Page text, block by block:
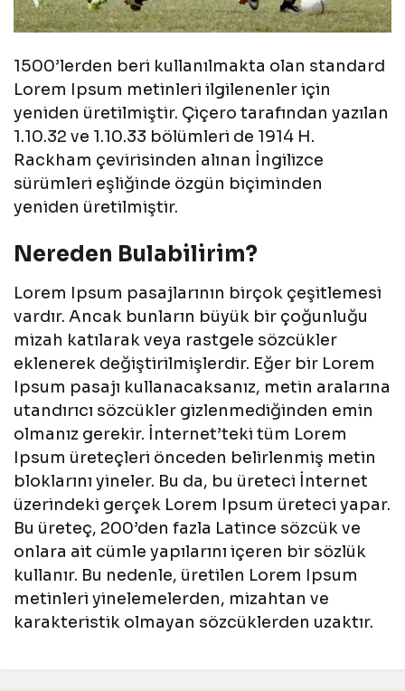
1500’lerden beri kullanılmakta olan standard
Lorem Ipsum metinleri ilgilenenler için
yeniden üretilmiştir. Çiçero tarafından yazılan
1.10.32 ve 1.10.33 bölümleri de 1914 H.
Rackham çevirisinden alınan İngilizce
sürümleri eşliğinde özgün biçiminden
yeniden üretilmiştir.
Nereden Bulabilirim?
Lorem Ipsum pasajlarının birçok çeşitlemesi
vardır. Ancak bunların büyük bir çoğunluğu
mizah katılarak veya rastgele sözcükler
eklenerek değiştirilmişlerdir. Eğer bir Lorem
Ipsum pasajı kullanacaksanız, metin aralarına
utandırıcı sözcükler gizlenmediğinden emin
olmanız gerekir. İnternet’teki tüm Lorem
Ipsum üreteçleri önceden belirlenmiş metin
bloklarını yineler. Bu da, bu üreteci İnternet
üzerindeki gerçek Lorem Ipsum üreteci yapar.
Bu üreteç, 200’den fazla Latince sözcük ve
onlara ait cümle yapılarını içeren bir sözlük
kullanır. Bu nedenle, üretilen Lorem Ipsum
metinleri yinelemelerden, mizahtan ve
karakteristik olmayan sözcüklerden uzaktır.